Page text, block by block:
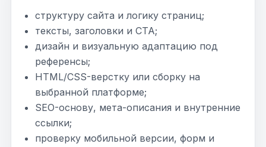
структуру сайта и логику страниц;
тексты, заголовки и CTA;
дизайн и визуальную адаптацию под
референсы;
HTML/CSS-верстку или сборку на
выбранной платформе;
SEO-основу, мета-описания и внутренние
ссылки;
проверку мобильной версии, форм и